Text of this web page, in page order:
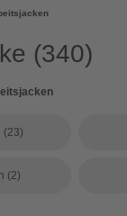
(340)
(23)
(2)